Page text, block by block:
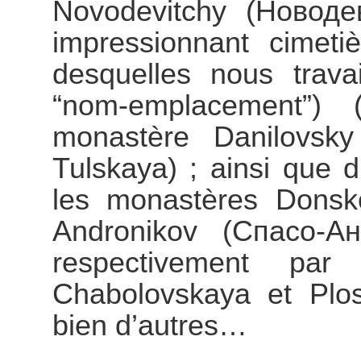
Novodevitchy
impressionnant
desquelles nous
“nom-
monastère
Tulskaya) ; ainsi que
les monastères
Andronikov (Спасо-
respectivement
Chabolovskaya et
bien d’autres…